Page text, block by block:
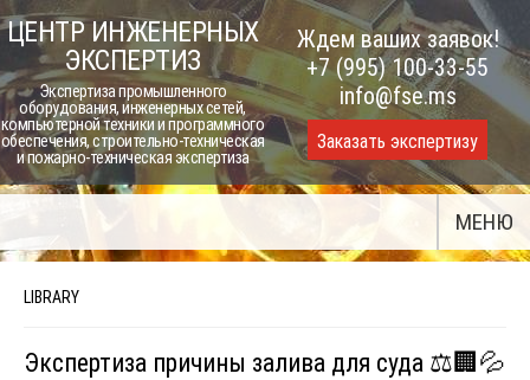
Skip
to
content
ЦЕНТР ИНЖЕНЕРНЫХ
ЭКСПЕРТИЗ
Экспертиза промышленного
оборудования, инженерных сетей,
компьютерной техники и программного
обеспечения, строительно-техническая
и пожарно-техническая экспертиза
Ждем ваших заявок!
+7 (995) 100-33-55
info@fse.ms
Заказать экспертизу
МЕНЮ
LIBRARY
Экспертиза причины залива для суда ⚖️🏢💦